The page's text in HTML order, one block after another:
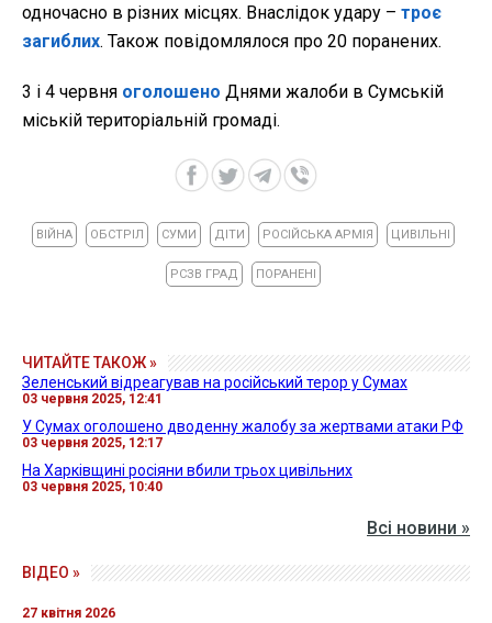
одночасно в різних місцях. Внаслідок удару – троє
загиблих. Також повідомлялося про 20 поранених.
3 і 4 червня оголошено Днями жалоби в Сумській
міській територіальній громаді.
ВІЙНА ОБСТРІЛ СУМИ ДІТИ РОСІЙСЬКА АРМІЯ ЦИВІЛЬНІ
РСЗВ ГРАД ПОРАНЕНІ
ЧИТАЙТЕ ТАКОЖ »
Зеленський відреагував на російський терор у Сумах
03 червня 2025, 12:41
У Сумах оголошено дводенну жалобу за жертвами атаки РФ
03 червня 2025, 12:17
На Харківщині росіяни вбили трьох цивільних
03 червня 2025, 10:40
Всі новини »
ВІДЕО »
27 квітня 2026